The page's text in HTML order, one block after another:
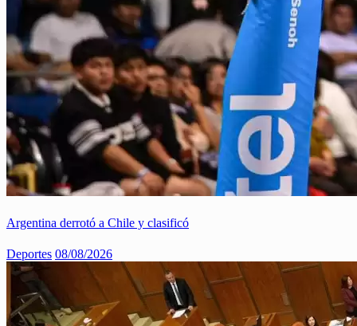
Argentina derrotó a Chile y clasificó
Deportes 08/08/2026